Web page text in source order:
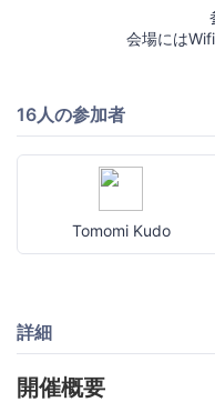
会場には
16人の参加者
Tomomi Kudo
詳細
開催概要